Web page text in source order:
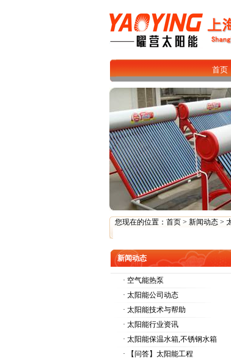
首页
您现在的位置： 首页> 新闻动态>
新闻动态
· 空气能热泵
· 太阳能公司动态
· 太阳能技术与帮助
· 太阳能行业资讯
· 太阳能保温水箱,不锈钢水箱
· 【问答】太阳能工程